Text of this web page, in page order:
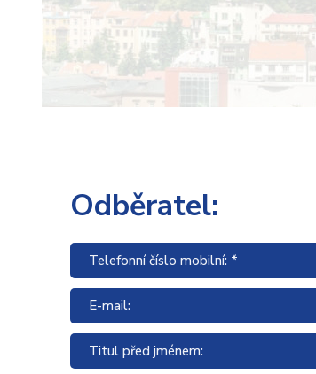
Odběratel:
Telefonní číslo mobilní: *
E-mail:
Titul před jménem: